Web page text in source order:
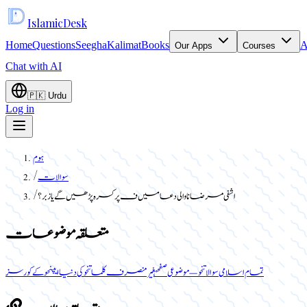
IslamicDesk
HomeQuestionsSeeghaKalimatBooks Our Apps Courses
Chat with AI
🇵🇰 Urdu
Log in
ہوم
/سوالات
/اشفی مرضانا والی دعا میں ف پر کسرہ پڑھیں گے یا زبر؟
متعلقہ موضوعات
تمام اسلامی سوالاتنحو — موضوعی صفحہغیر منصرف کلماتنحو کی دنیا ایپنحو کے کورسز